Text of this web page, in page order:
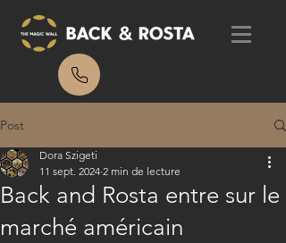
Post
Back and Rosta entre sur le
marché américain
Dora Szigeti
11 sept. 2024 2 min de lecture